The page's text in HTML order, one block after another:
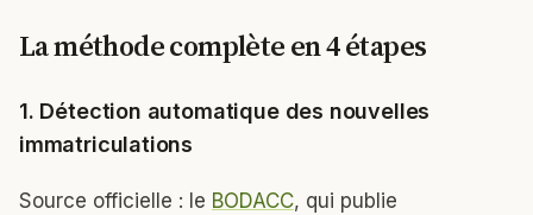
La méthode complète en 4 étapes
1. Détection automatique des nouvelles
immatriculations
Source officielle : le BODACC, qui publie